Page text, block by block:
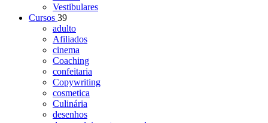
Vestibulares
Cursos 39
adulto
Afiliados
cinema
Coaching
confeitaria
Copywriting
cosmetica
Culinária
desenhos